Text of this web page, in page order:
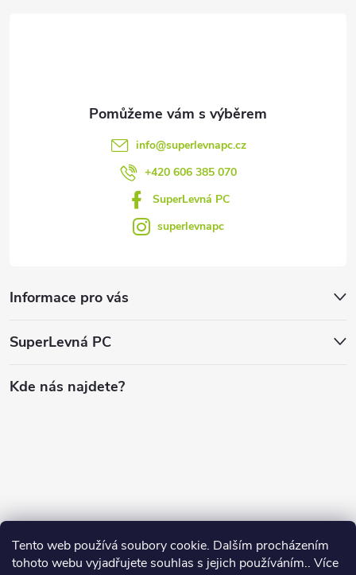
Tento web používá soubory cookie. Dalším procházením
tohoto webu vyjadřujete souhlas s jejich používáním.. Více
info@superlevnapc.cz
+420 606 385 070
SuperLevná PC
superlevnapc
Informace pro vás
SuperLevná PC
Kde nás najdete?